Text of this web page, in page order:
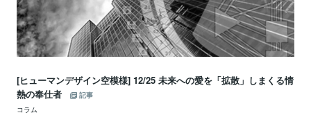
[ヒューマンデザイン空模様] 12/25 未来への愛を「拡散」しまくる情
熱の奉仕者
記事
コラム